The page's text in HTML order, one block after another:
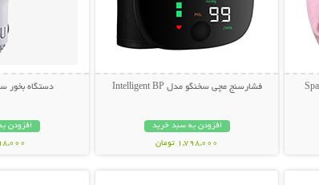
فشارسنج مچی سخنگو مدل Intelligent BP
افزودن به سبد خرید
1,798,000 تومان
دستگاه بخور
افزودن
698,000